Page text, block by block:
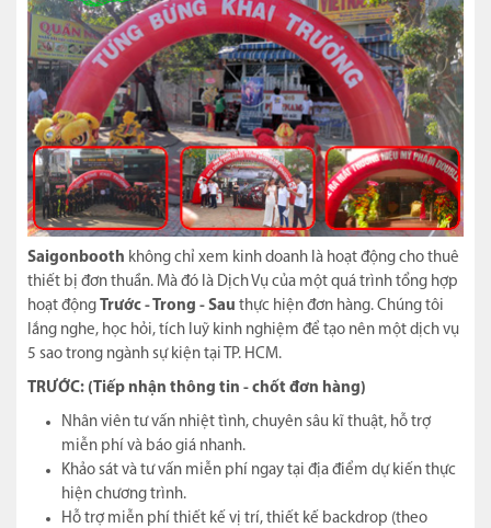
Saigonbooth không chỉ xem kinh doanh là hoạt động cho thuê
thiết bị đơn thuần. Mà đó là Dịch Vụ của một quá trình tổng hợp
hoạt động Trước - Trong - Sau thực hiện đơn hàng. Chúng tôi
lắng nghe, học hỏi, tích luỹ kinh nghiệm để tạo nên một dịch vụ
5 sao trong ngành sự kiện tại TP. HCM.
TRƯỚC: (Tiếp nhận thông tin - chốt đơn hàng)
Nhân viên tư vấn nhiệt tình, chuyên sâu kĩ thuật, hỗ trợ
miễn phí và báo giá nhanh.
Khảo sát và tư vấn miễn phí ngay tại địa điểm dự kiến thực
hiện chương trình.
Hỗ trợ miễn phí thiết kế vị trí, thiết kế backdrop (theo